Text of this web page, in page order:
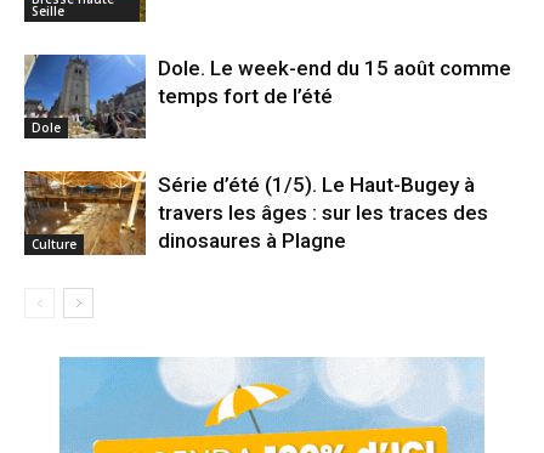
Seille
Dole
Dole. Le week-end du 15 août comme
temps fort de l’été
Culture
Série d’été (1/5). Le Haut-Bugey à
travers les âges : sur les traces des
dinosaures à Plagne